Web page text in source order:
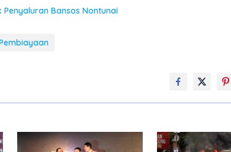
Penyaluran Bansos Nontunai